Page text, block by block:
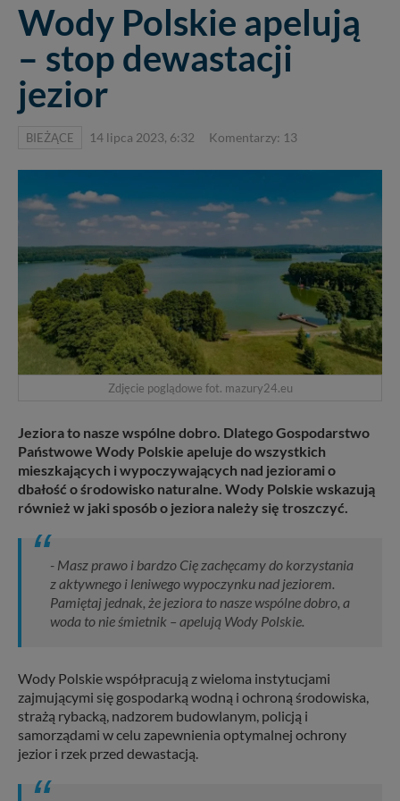
Wody Polskie apelują
– stop dewastacji
jezior
BIEŻĄCE 14 lipca 2023, 6:32 Komentarzy: 13
Zdjęcie poglądowe fot. mazury24.eu
Jeziora to nasze wspólne dobro. Dlatego Gospodarstwo
Państwowe Wody Polskie apeluje do wszystkich
mieszkających i wypoczywających nad jeziorami o
dbałość o środowisko naturalne. Wody Polskie wskazują
również w jaki sposób o jeziora należy się troszczyć.
- Masz prawo i bardzo Cię zachęcamy do korzystania
z aktywnego i leniwego wypoczynku nad jeziorem.
Pamiętaj jednak, że jeziora to nasze wspólne dobro, a
woda to nie śmietnik – apelują Wody Polskie.
Wody Polskie współpracują z wieloma instytucjami
zajmującymi się gospodarką wodną i ochroną środowiska,
strażą rybacką, nadzorem budowlanym, policją i
samorządami w celu zapewnienia optymalnej ochrony
jezior i rzek przed dewastacją.